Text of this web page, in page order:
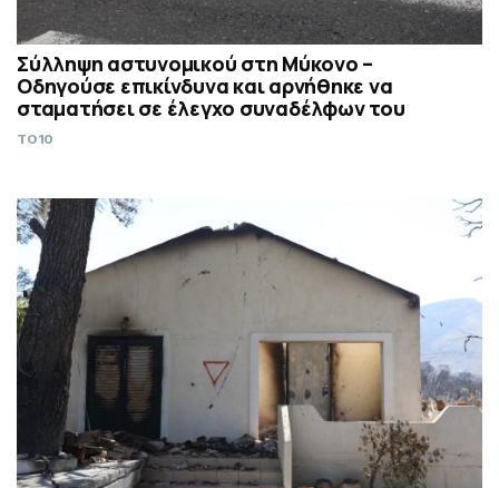
Σύλληψη αστυνομικού στη Μύκονο –
Οδηγούσε επικίνδυνα και αρνήθηκε να
σταματήσει σε έλεγχο συναδέλφων του
TO10